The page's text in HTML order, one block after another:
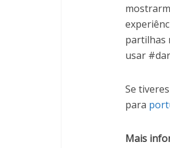
partilhas
usar
Se
para
Mais